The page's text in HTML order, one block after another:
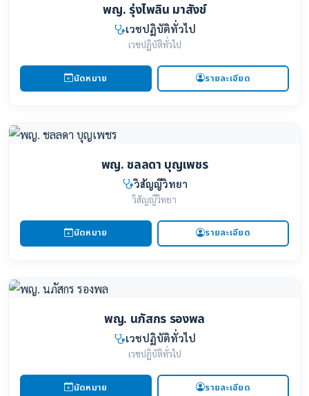
พญ. รุ่งไพลิน มาสังข์
เวชปฏิบัติทั่วไป
เวชปฏิบัติทั่วไป
นัดหมาย รายละเอียด
พญ. ชลลดา บุญเพชร
วิสัญญีวิทยา
วิสัญญีวิทยา
นัดหมาย รายละเอียด
พญ. นภัสกร รองพล
เวชปฏิบัติทั่วไป
เวชปฏิบัติทั่วไป
นัดหมาย รายละเอียด